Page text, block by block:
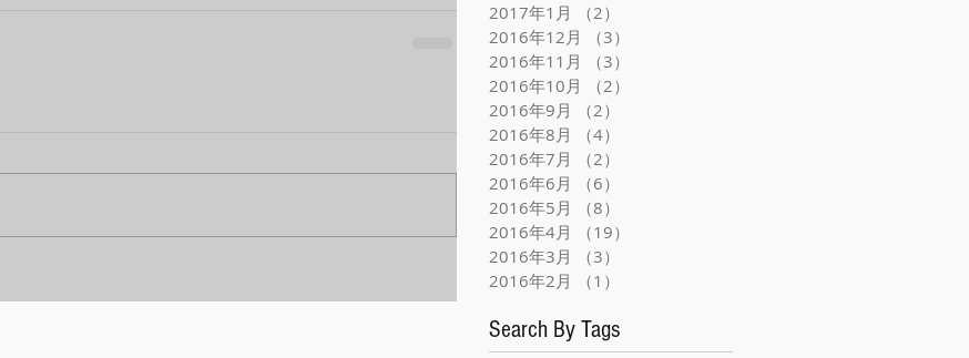
2017年1月
（2）
2016年12月
（3）
2016年11月
（3）
2016年10月
（2）
2016年9月
（2）
2016年8月
（4）
2016年7月
（2）
2016年6月
（6）
2016年5月
（8）
2016年4月
（19）
2016年3月
（3）
2016年2月
（1）
Search By Tags